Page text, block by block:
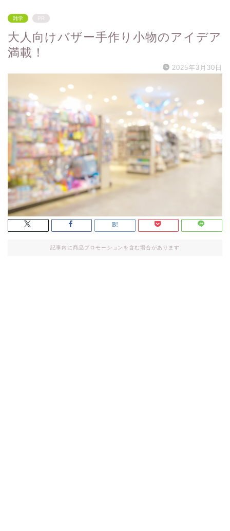
雑学 PR
大人向けバザー手作り小物のアイデア
満載！
2025年3月30日
記事内に商品プロモーションを含む場合があります